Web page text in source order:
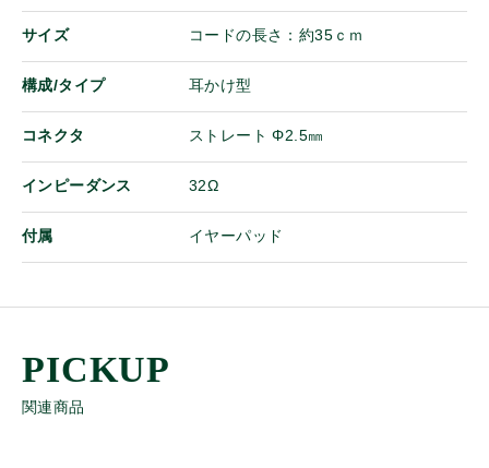
サイズ コードの長さ：約35ｃｍ
構成/タイプ 耳かけ型
コネクタ ストレート Φ2.5㎜
インピーダンス 32Ω
付属 イヤーパッド
関連商品
ログイン
オンザウェブに新規登録
マイク
ヘッドセット
イヤホン
充電器
充電アダプター/ケーブル
ベルトクリップ
イヤホンマイクパーツ
パーツ